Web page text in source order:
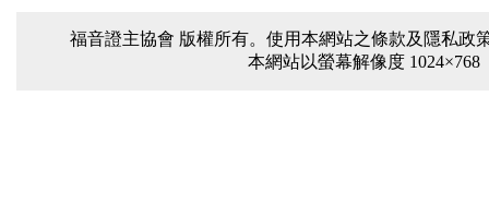
福音證主協會 版權所有。使用本網站之條款及隱私政
本網站以螢幕解像度 1024×768